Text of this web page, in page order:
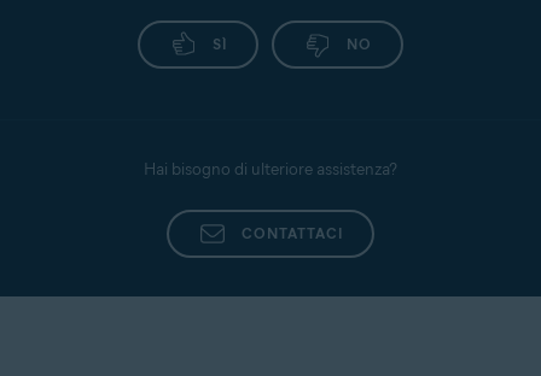
SÌ NO
Hai bisogno di ulteriore assistenza?
CONTATTACI